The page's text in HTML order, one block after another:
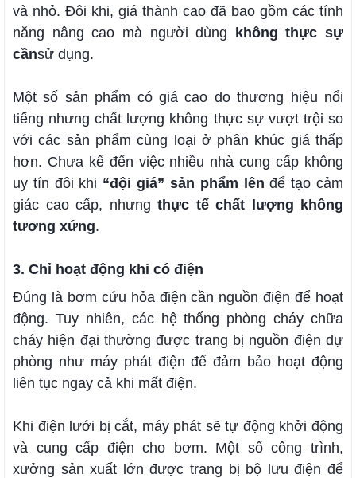
và nhỏ. Đôi khi, giá thành cao đã bao gồm các tính
năng nâng cao mà người dùng
không thực sự
cầnsử dụng.
Một số sản phẩm có giá cao dothương hiệu nổi
tiếng nhưng chất lượng không thực sự vượt trội so
với các sản phẩm cùng loại ở phân khúc giá thấp
hơn. Chưa kể đến việc nhiều nhà cung cấp không
uy tín đôi khi “đội giá” sản phẩm lên để tạo cảm
giác cao cấp, nhưng thực tế chất lượng không
tương xứng.
3. Chỉ hoạt động khi có điện
Đúng là bơm cứu hỏa điện cần nguồn điện để hoạt
động. Tuy nhiên, các hệ thống phòng cháy chữa
cháy hiện đại thường được trang bị nguồn điện dự
phòng như máy phát điện để đảm bảo hoạt động
liên tục ngay cả khi mất điện.
Khi điện lưới bị cắt, máy phát sẽ tự động khởi động
và cung cấp điện cho bơm. Một số công trình,
xưởng sản xuất lớn được trang bị bộ lưu điện để